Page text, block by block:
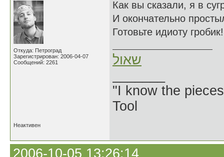
Откуда: Петроград
Зарегистрирован: 2006-04-07
Сообщений: 2261
Как вы сказали, я в
И окончательно
Готовьте идиоту гробик!
שאול
"I know the
Tool
Неактивен
2006-10-05 13:26:14